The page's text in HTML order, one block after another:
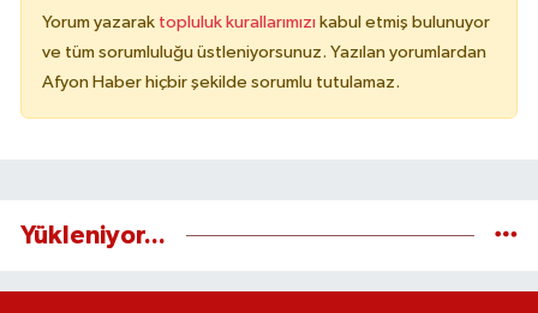
Yorum yazarak topluluk kurallarımızı kabul etmiş bulunuyor
ve tüm sorumluluğu üstleniyorsunuz. Yazılan yorumlardan
Afyon Haber hiçbir şekilde sorumlu tutulamaz.
Yükleniyor...